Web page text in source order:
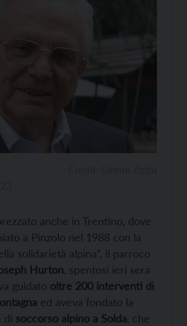
anche in Trentino, dove
a Pinzolo nel 1988 con la
solidarietà alpina”, il parroco
Hurton , spentosi ieri sera
guidato oltre 200 interventi di
ed aveva fondato la
di soccorso alpino a Solda , che